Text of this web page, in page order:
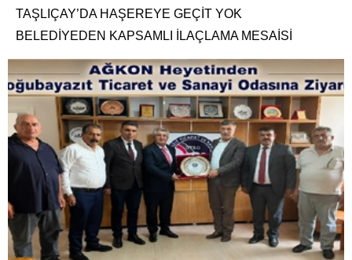
TAŞLIÇAY’DA HAŞEREYE GEÇİT YOK
BELEDİYEDEN KAPSAMLI İLAÇLAMA MESAİSİ